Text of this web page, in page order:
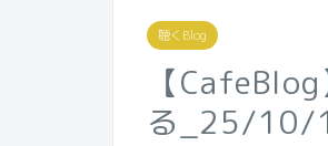
聴くBlog
【
る_25/10/